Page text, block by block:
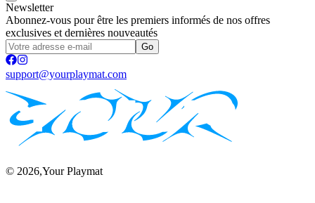
Newsletter
Abonnez-vous pour être les premiers informés de nos offres
exclusives et dernières nouveautés
Go
support@yourplaymat.com
© 2026,Your Playmat